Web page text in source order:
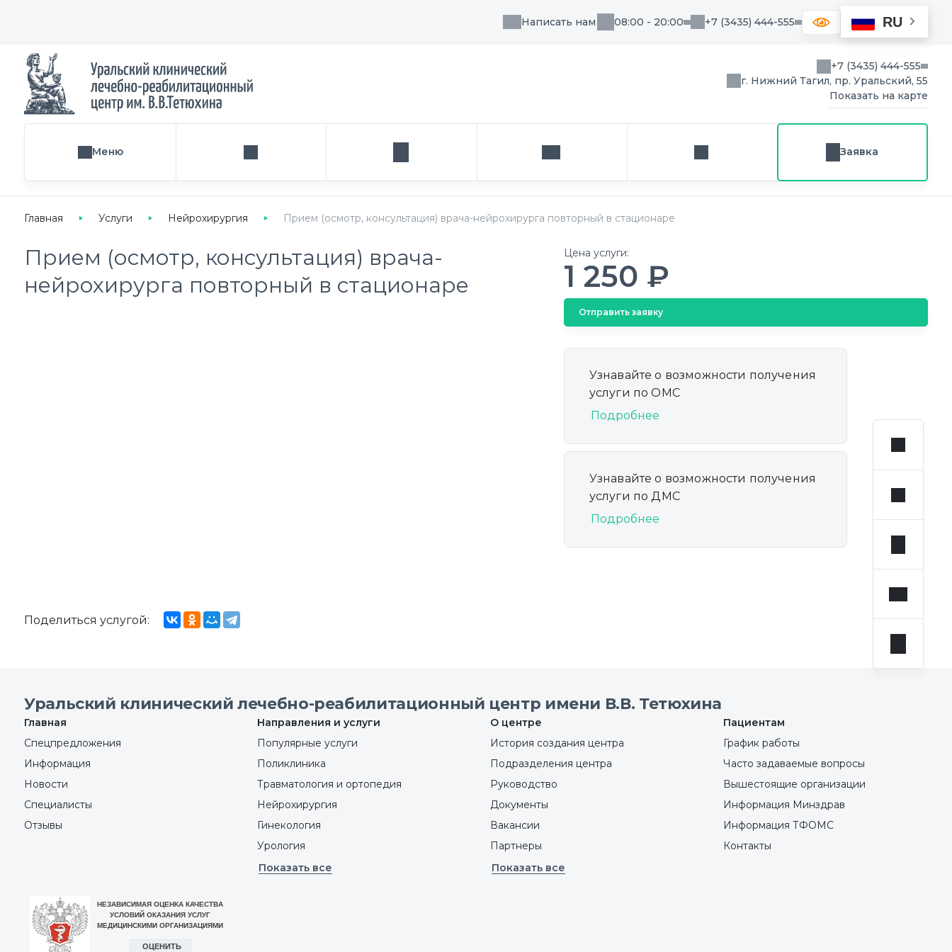
Написать нам 08:00 - 20:00 +7 (3435) 444-555 RU
+7 (3435) 444-555
г. Нижний Тагил, пр. Уральский, 55
Показать на карте
Меню Поиск услуги, направления или врача Написать нам Заказ звонка Заявка
Главная Услуги Нейрохирургия Прием (осмотр, консультация) врача-нейрохирурга повторный в стационаре
Прием (осмотр, консультация) врача-
нейрохирурга повторный в стационаре
Цена услуги:
1 250 ₽
Отправить заявку
Узнавайте о возможности получения
услуги по ОМС
Подробнее
Узнавайте о возможности получения
услуги по ДМС
Подробнее
Поделиться услугой:
Уральский клинический лечебно-реабилитационный центр имени В.В. Тетюхина
Главная
Спецпредложения
Информация
Новости
Специалисты
Отзывы
Направления и услуги
Популярные услуги
Поликлиника
Травматология и ортопедия
Нейрохирургия
Гинекология
Урология
Показать все
О центре
История создания центра
Подразделения центра
Руководство
Документы
Вакансии
Партнеры
Показать все
Пациентам
График работы
Часто задаваемые вопросы
Вышестоящие организации
Информация Минздрав
Информация ТФОМС
Контакты